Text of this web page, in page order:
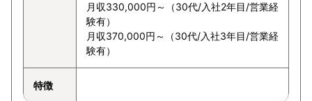
月収330,000円～（30代/入社2年目/営業経
験有）
月収370,000円～（30代/入社3年目/営業経
験有）
特徴